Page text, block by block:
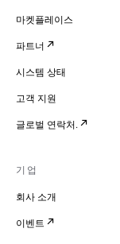
마켓플레이스
파트너
시스템 상태
고객 지원
글로벌 연락처.
기업
회사 소개
이벤트